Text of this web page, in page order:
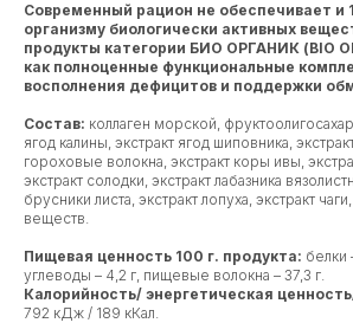
Современный рацион не обеспечивает и
организму биологически активных
продукты категории БИО ОРГАНИК (BIO
как полноценные функциональные
восполнения дефицитов и поддержки
Состав: коллаген морской,
ягод калины, экстракт ягод шиповника,
гороховые волокна, экстракт коры ивы,
экстракт солодки, экстракт лабазника
брусники листа, экстракт лопуха, экстракт
веществ.
Пищевая ценность 100 г. продукта: белки
углеводы – 4,2 г, пищевые волокна – 37,3 г.
Калорийность/ энергетическая
792 кДж / 189 кКал.